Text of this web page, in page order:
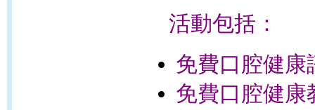
活動包括：
免費口腔健康
免費口腔健康